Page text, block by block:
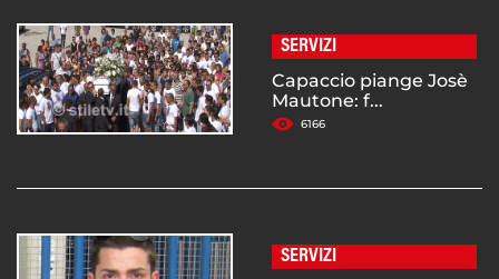
SERVIZI
Capaccio piange Josè
Mautone: f...
6166
SERVIZI